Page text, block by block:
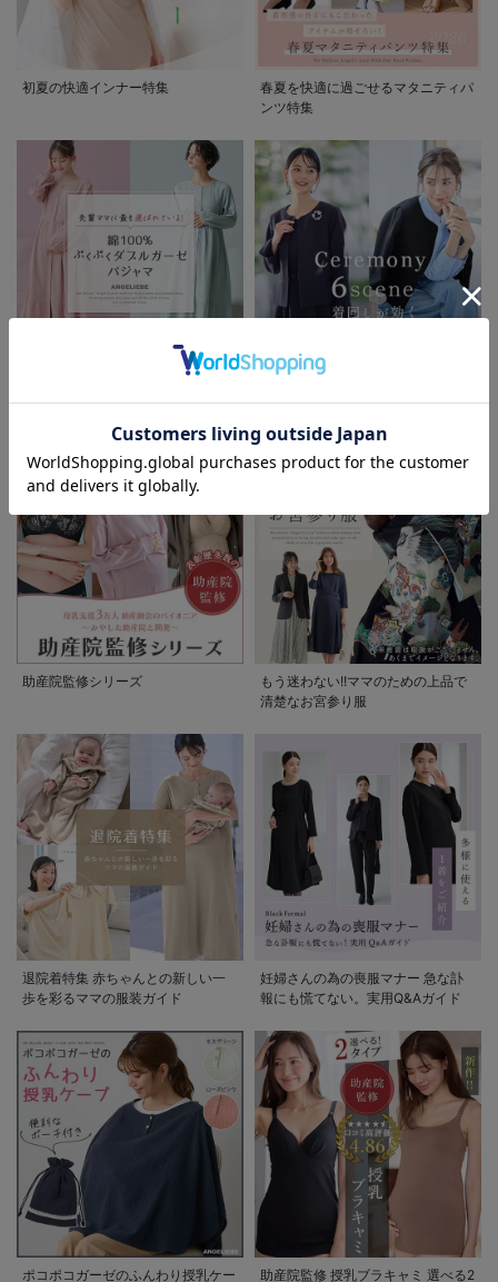
お気に入り商品を確認する
初夏の快適インナー特集
春夏を快適に過ごせるマタニティパ
ンツ特集
ぷくダブルガーゼパジャマシリーズ
セレモニー6シーン
助産院監修シリーズ
もう迷わない!!ママのための上品で
清楚なお宮参り服
退院着特集 赤ちゃんとの新しい一
歩を彩るママの服装ガイド
妊婦さんの為の喪服マナー 急な訃
報にも慌てない。実用Q&Aガイド
ポコポコガーゼのふんわり授乳ケー
助産院監修 授乳ブラキャミ 選べる2